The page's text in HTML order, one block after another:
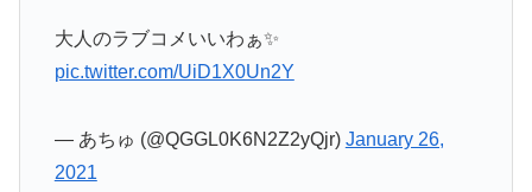
大人のラブコメいいわぁ✨
pic.twitter.com/UiD1X0Un2Y
— あちゅ (@QGGL0K6N2Z2yQjr) January 26,
2021